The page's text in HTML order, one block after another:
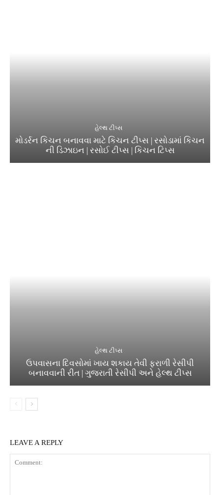
હેલ્થ ટીપ્સ
મોડર્રન કિચન બનાવવા માટે કિચન ટીપ્સ | રસોડામાં કિચન
ની ડિઝાઇન | રસોઈ ટીપ્સ | કિચન ટિપ્સ
હેલ્થ ટીપ્સ
ઉપવાસના દિવસોમાં ખાય શકાય તેવી ફરાળી રેસીપી
બનાવવાની રીત | ગુજરાતી રેસીપી અને હેલ્થ ટીપ્સ
LEAVE A REPLY